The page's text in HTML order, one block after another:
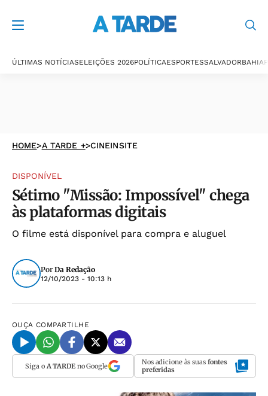
ÚLTIMAS NOTÍCIASELEIÇÕES 2026POLÍTICAESPORTESSALVADORBAHIA
HOME>A TARDE +>CINEINSITE
DISPONÍVEL
Sétimo "Missão: Impossível" chega
às plataformas digitais
O filme está disponível para compra e aluguel
Por Da Redação
12/10/2023 - 10:13 h
OUÇA COMPARTILHE
Siga o A TARDEno Google Nos adicione às suas fontes
preferidas